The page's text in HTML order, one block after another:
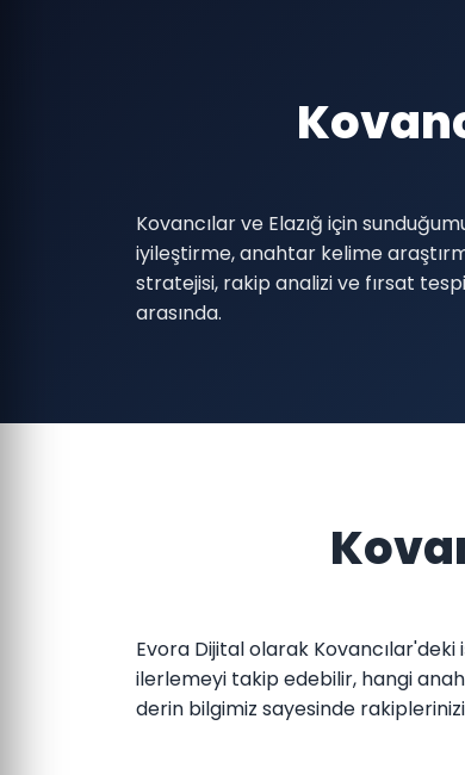
Kovancılar ve Elazığ için
iyileştirme, anahtar kelime
stratejisi, rakip analizi ve fırsat
arasında.
Evora Dijital olarak
ilerlemeyi takip edebilir, hangi
derin bilgimiz sayesinde